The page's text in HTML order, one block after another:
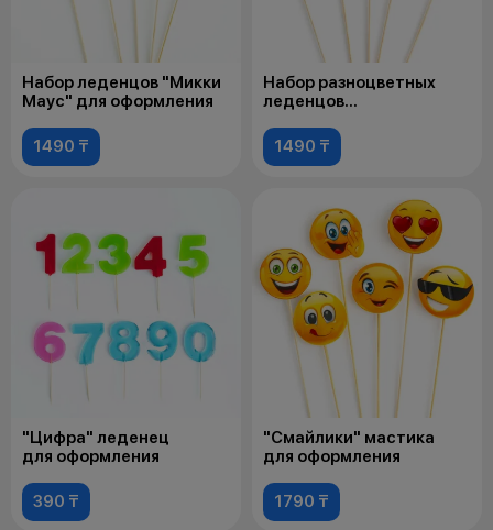
Набор леденцов "Микки
Маус" для оформления
1490 ₸
Набор разноцветных
леденцов
1490 ₸
"Цифра" леденец
для оформления
390 ₸
"Смайлики" мастика
для оформления
1790 ₸